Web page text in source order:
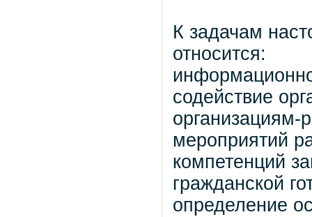
К задачам
относится:
содействие
организациям-
мероприятий
компетенций
гражданской
определение